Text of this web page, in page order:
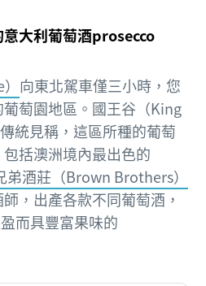
大利葡萄酒prosecco
向東北駕車僅三小時，您
萄園地區。國王谷（King
統見稱，這區所種的葡萄
括澳洲境內最出色的
弟酒莊（Brown Brothers）
，出產各款不同葡萄酒，
而具豐富果味的